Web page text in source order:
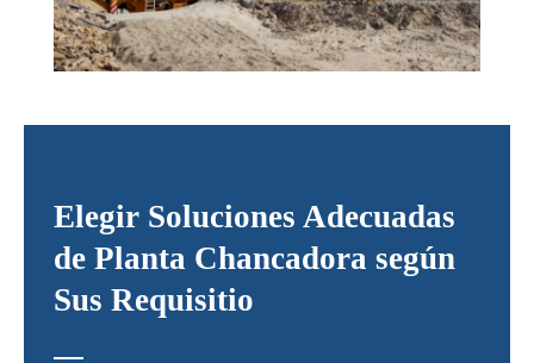
Elegir Soluciones Adecuadas
de Planta Chancadora según
Sus Requisitio